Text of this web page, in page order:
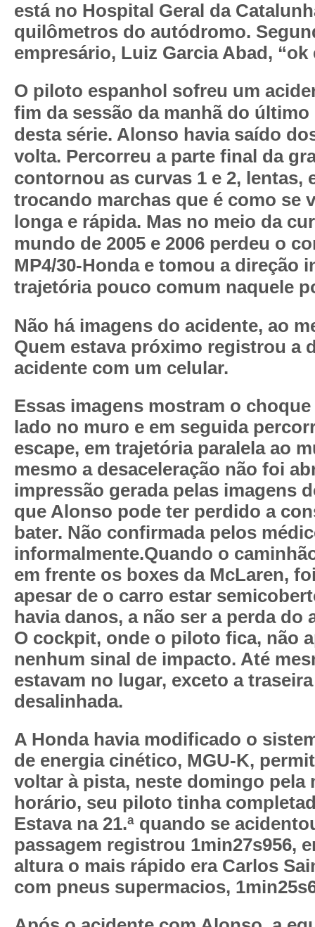
está no Hospital Geral da
quilômetros do autódromo.
empresário, Luiz Garcia Abad, “ok
O piloto espanhol sofreu um
fim da sessão da manhã do último
desta série. Alonso havia saído
volta. Percorreu a parte final da
contornou as curvas 1 e 2, lentas,
trocando marchas que é como se
longa e rápida. Mas no meio da
mundo de 2005 e 2006 perdeu o
MP4/30-Honda e tomou a direção
trajetória pouco comum naquele
Não há imagens do acidente, ao
Quem estava próximo registrou a
acidente com um celular.
Essas imagens mostram o
lado no muro e em seguida
escape, em trajetória paralela ao
mesmo a desaceleração não foi
impressão gerada pelas imagens
que Alonso pode ter perdido a
bater. Não confirmada pelos
informalmente.Quando o
em frente os boxes da McLaren,
apesar de o carro estar
havia danos, a não ser a perda
O cockpit, onde o piloto fica, não
nenhum sinal de impacto. Até
estavam no lugar, exceto a
desalinhada.
A Honda havia modificado o
de energia cinético, MGU-K,
voltar à pista, neste domingo pela
horário, seu piloto tinha
Estava na 21.ª quando se
passagem registrou 1min27s956,
altura o mais rápido era Carlos
com pneus supermacios,